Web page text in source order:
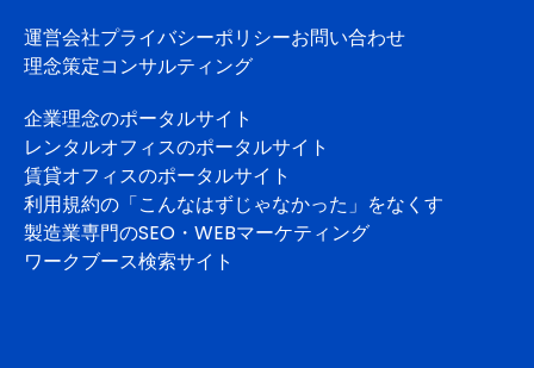
運営会社プライバシーポリシーお問い合わせ
理念策定コンサルティング
企業理念のポータルサイト
レンタルオフィスのポータルサイト
賃貸オフィスのポータルサイト
利用規約の「こんなはずじゃなかった」をなくす
製造業専門のSEO・WEBマーケティング
ワークブース検索サイト